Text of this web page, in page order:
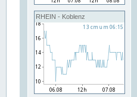
RHEIN - Koblenz